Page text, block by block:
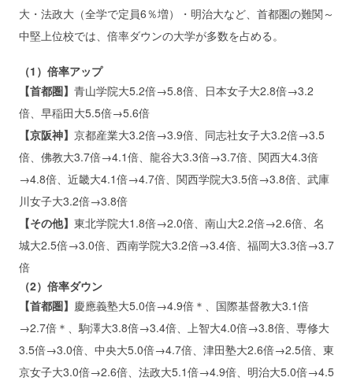
大・法政大（全学で定員6％増）・明治大など、首都圏の難関～
中堅上位校では、倍率ダウンの大学が多数を占める。
（1）倍率アップ
【首都圏】 青山学院大5.2倍→5.8倍、日本女子大2.8倍→3.2
倍、早稲田大5.5倍→5.6倍
【京阪神】 京都産業大3.2倍→3.9倍、同志社女子大3.2倍→3.5
倍、佛教大3.7倍→4.1倍、龍谷大3.3倍→3.7倍、関西大4.3倍
→4.8倍、近畿大4.1倍→4.7倍、関西学院大3.5倍→3.8倍、武庫
川女子大3.2倍→3.8倍
【その他】 東北学院大1.8倍→2.0倍、南山大2.2倍→2.6倍、名
城大2.5倍→3.0倍、西南学院大3.2倍→3.4倍、福岡大3.3倍→3.7
倍
（2）倍率ダウン
【首都圏】 慶應義塾大5.0倍→4.9倍＊、国際基督教大3.1倍
→2.7倍＊、駒澤大3.8倍→3.4倍、上智大4.0倍→3.8倍、専修大
3.5倍→3.0倍、中央大5.0倍→4.7倍、津田塾大2.6倍→2.5倍、東
京女子大3.0倍→2.6倍、法政大5.1倍→4.9倍、明治大5.0倍→4.5